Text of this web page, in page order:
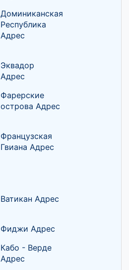
Доминиканская
Республика
Адрес
Эквадор
Адрес
Фарерские
острова Адрес
Французская
Гвиана Адрес
Ватикан Адрес
Фиджи Адрес
Кабо - Верде
Адрес